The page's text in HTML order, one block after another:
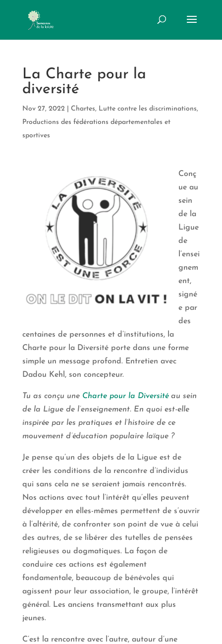
La Charte pour la
diversité
Nov 27, 2022 Chartes, Lutte contre les discriminations,
Productions des fédérations départementales et
sportives
Conç
ue au
sein
de la
Ligue
de
l’ensei
gnem
ent,
signé
e par
des
centaines de personnes et d’institutions, la
Charte pour la Diversité porte dans une forme
simple un message profond. Entretien avec
Dadou Kehl, son concepteur.
Tu as conçu une Charte pour la Diversité au sein
de la Ligue de l’enseignement. En quoi est-elle
inspirée par les pratiques et l’histoire de ce
mouvement d’éducation populaire laïque ?
Je pense qu’un des objets de la Ligue est de
créer les conditions de la rencontre d’individus
qui sans cela ne se seraient jamais rencontrés.
Nos actions avec tout l’intérêt qu’elles peuvent
développer en elles-mêmes permettent de s’ouvrir
à l’altérité, de confronter son point de vue à celui
des autres, de se libérer des tutelles de pensées
religieuses ou dogmatiques. La façon de
conduire ces actions est également
fondamentale, beaucoup de bénévoles qui
agissent pour leur association, le groupe, l’intérêt
général. Les anciens transmettant aux plus
jeunes.
C’est la rencontre avec l’autre, autour d’une